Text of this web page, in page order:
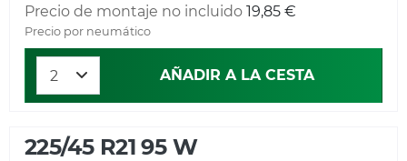
Precio de montaje no incluido 19,85 €
Precio por neumático
AÑADIR A LA CESTA
225/45 R21 95 W